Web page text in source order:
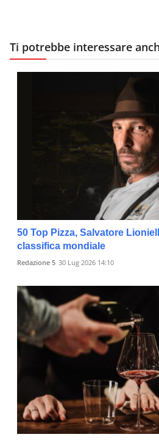
Ti potrebbe interessare
50 Top Pizza, Salvatore
classifica mondiale
Redazione 5 30 Lug 2026 14:10